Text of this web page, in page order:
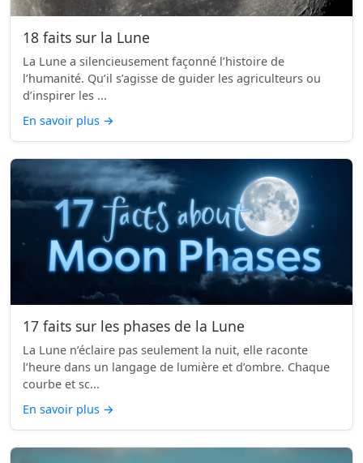
18 faits sur la Lune
La Lune a silencieusement façonné l’histoire de
l’humanité. Qu’il s’agisse de guider les agriculteurs ou
d’inspirer les ...
En savoir plus →
17 faits sur les phases de la Lune
La Lune n’éclaire pas seulement la nuit, elle raconte
l’heure dans un langage de lumière et d’ombre. Chaque
courbe et sc...
En savoir plus →